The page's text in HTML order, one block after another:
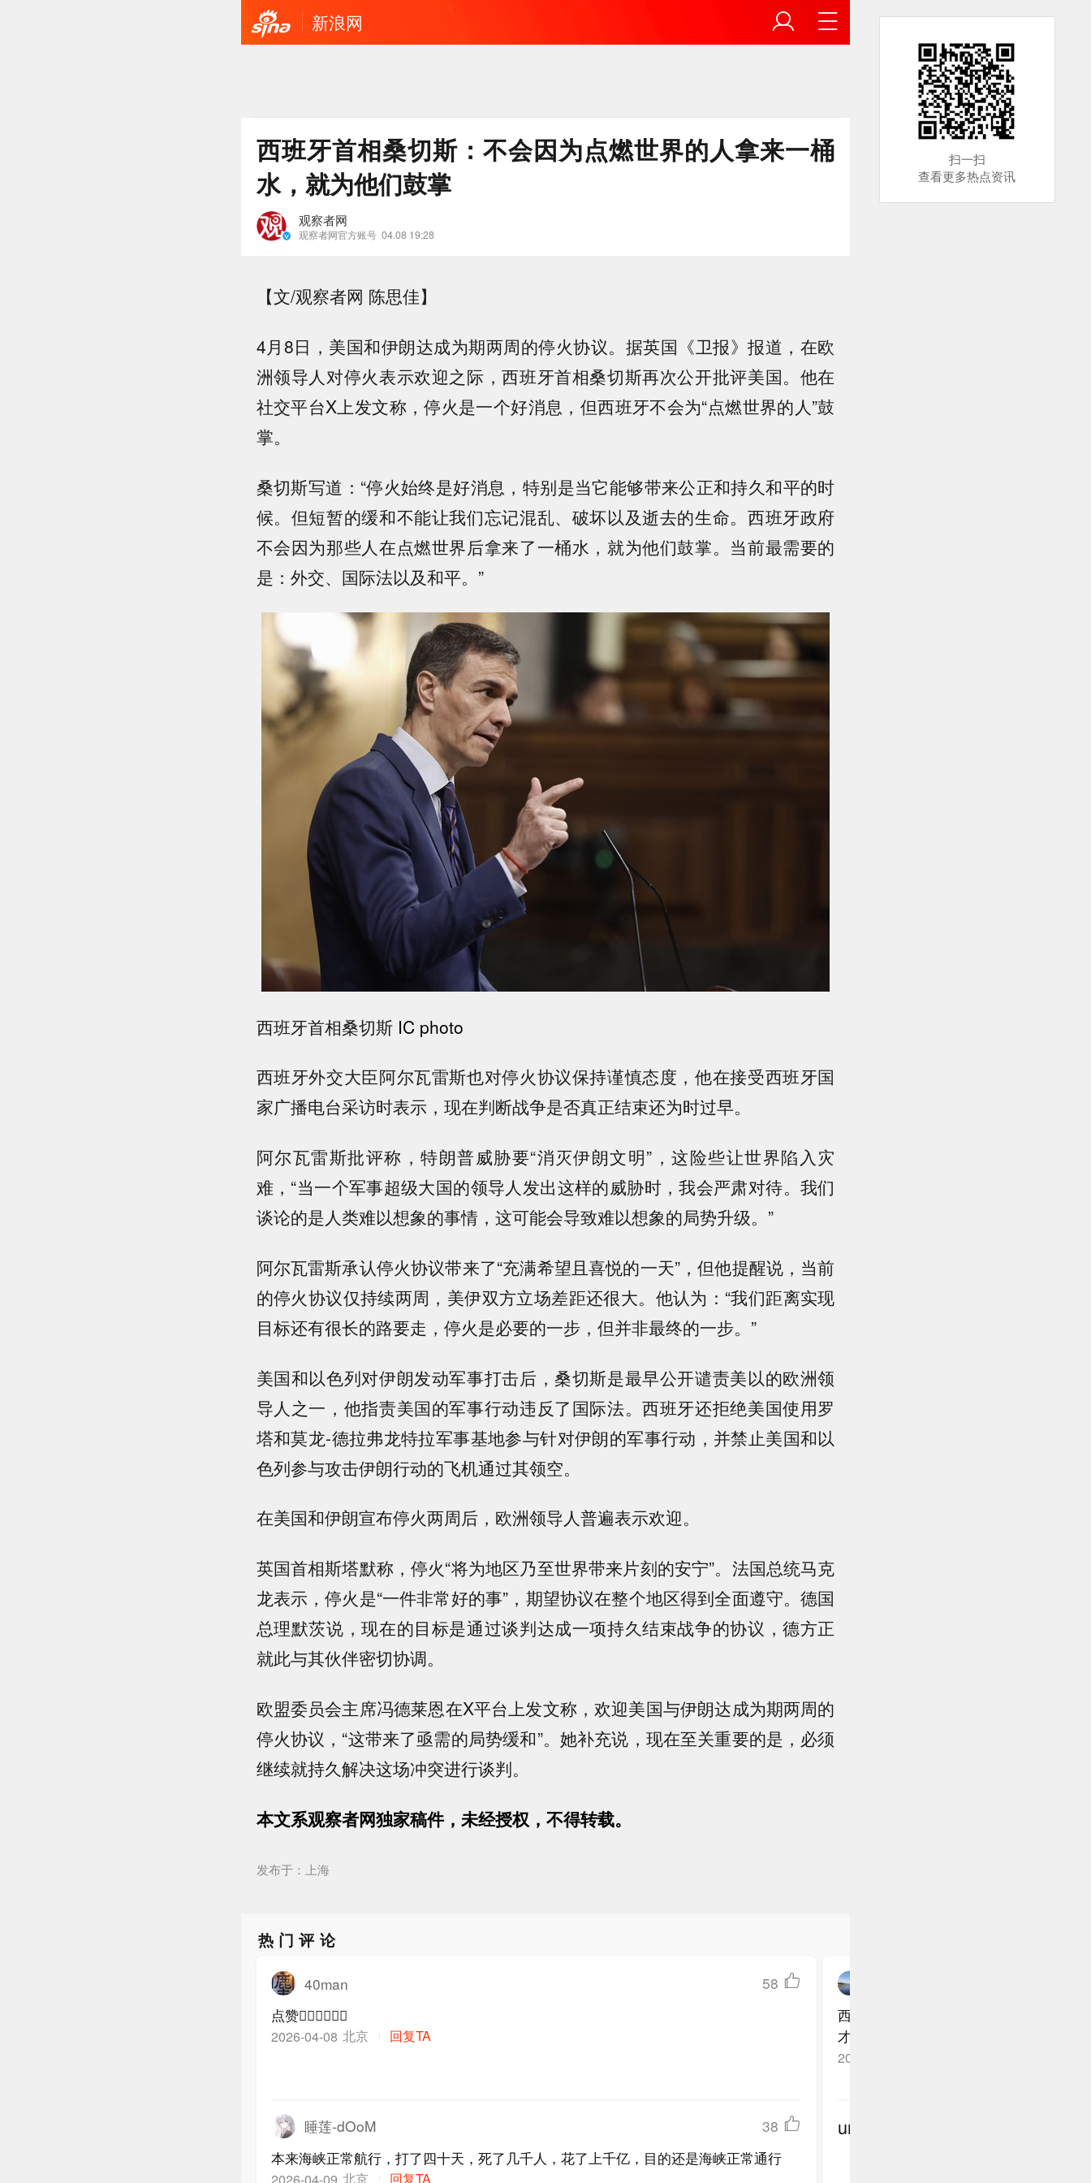
新浪网
西班牙首相桑切斯：不会因为点燃世界的人拿来一桶
水，就为他们鼓掌
观察者网
观察者网官方账号 04.08 19:28
【文/观察者网 陈思佳】
4月8日，美国和伊朗达成为期两周的停火协议。据英国《卫报》报道，在欧
洲领导人对停火表示欢迎之际，西班牙首相桑切斯再次公开批评美国。他在
社交平台X上发文称，停火是一个好消息，但西班牙不会为“点燃世界的人”鼓
掌。
桑切斯写道：“停火始终是好消息，特别是当它能够带来公正和持久和平的时
候。但短暂的缓和不能让我们忘记混乱、破坏以及逝去的生命。西班牙政府
不会因为那些人在点燃世界后拿来了一桶水，就为他们鼓掌。当前最需要的
是：外交、国际法以及和平。”
西班牙首相桑切斯IC photo
西班牙外交大臣阿尔瓦雷斯也对停火协议保持谨慎态度，他在接受西班牙国
家广播电台采访时表示，现在判断战争是否真正结束还为时过早。
阿尔瓦雷斯批评称，特朗普威胁要“消灭伊朗文明”，这险些让世界陷入灾
难，“当一个军事超级大国的领导人发出这样的威胁时，我会严肃对待。我们
谈论的是人类难以想象的事情，这可能会导致难以想象的局势升级。”
阿尔瓦雷斯承认停火协议带来了“充满希望且喜悦的一天”，但他提醒说，当前
的停火协议仅持续两周，美伊双方立场差距还很大。他认为：“我们距离实现
目标还有很长的路要走，停火是必要的一步，但并非最终的一步。”
美国和以色列对伊朗发动军事打击后，桑切斯是最早公开谴责美以的欧洲领
导人之一，他指责美国的军事行动违反了国际法。西班牙还拒绝美国使用罗
塔和莫龙-德拉弗龙特拉军事基地参与针对伊朗的军事行动，并禁止美国和以
色列参与攻击伊朗行动的飞机通过其领空。
在美国和伊朗宣布停火两周后，欧洲领导人普遍表示欢迎。
英国首相斯塔默称，停火“将为地区乃至世界带来片刻的安宁”。法国总统马克
龙表示，停火是“一件非常好的事”，期望协议在整个地区得到全面遵守。德国
总理默茨说，现在的目标是通过谈判达成一项持久结束战争的协议，德方正
就此与其伙伴密切协调。
欧盟委员会主席冯德莱恩在X平台上发文称，欢迎美国与伊朗达成为期两周的
停火协议，“这带来了亟需的局势缓和”。她补充说，现在至关重要的是，必须
继续就持久解决这场冲突进行谈判。
本文系观察者网独家稿件，未经授权，不得转载。
发布于：上海
热门评论
40man
58
点赞👍🏻👍🏻👍🏻
2026-04-08 北京 回复TA
睡莲-dOoM
38
本来海峡正常航行，打了四十天，死了几千人，花了上千亿，目的还是海峡正常通行
2026-04-09 北京 回复TA
西方政坛的一股清流，其余不是跪就是
才禁了美军机停靠！
2026-04-08
undefined
扫一扫
查看更多热点资讯